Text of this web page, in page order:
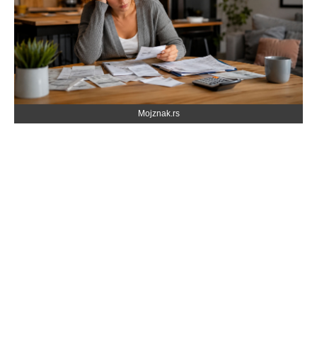
Mojznak.rs